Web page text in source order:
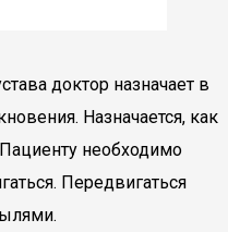
доктор назначает в
Назначается, как
необходимо
Передвигаться